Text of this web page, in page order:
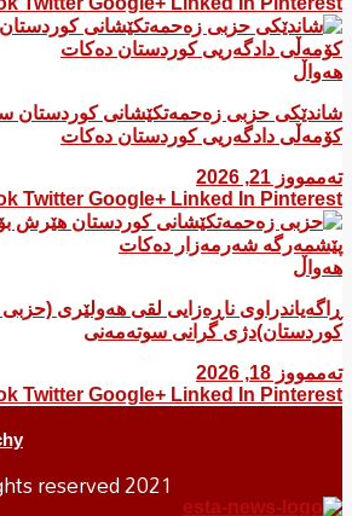
هەواڵ
شاندێکی حزبی زەحمەتکێشانی کوردستان
کۆمەڵی دادگەریی کوردستان دەکات
تەممووز 21, 2026
Twitter Google+ Linked In Pinterest
هەواڵ
ڕاگەیاندراوی ناڕەزایی لقی هەولێری
کوردستان)دژی گرانی سوتەمەنی
تەممووز 18, 2026
Twitter Google+ Linked In Pinterest
reserved 2021